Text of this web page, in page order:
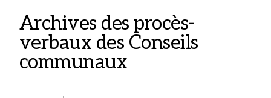
Archives des procès-
verbaux des Conseils
communaux